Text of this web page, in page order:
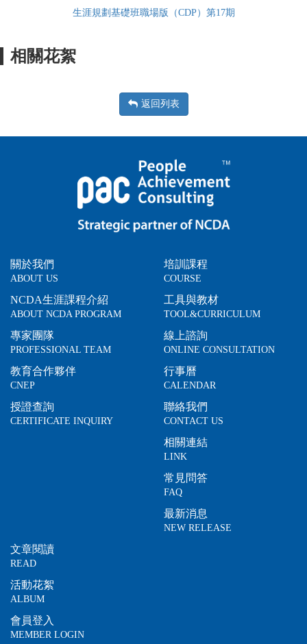
生涯規劃基礎班職場版（CDP）第17期
相關花絮
返回列表
關於我們
ABOUT US
NCDA生涯課程介紹
ABOUT NCDA PROGRAM
專家團隊
PROFESSIONAL TEAM
教育合作夥伴
CNEP
授證查詢
CERTIFICATE INQUIRY
培訓課程
COURSE
工具與教材
TOOL&CURRICULUM
線上諮詢
ONLINE CONSULTATION
行事曆
CALENDAR
聯絡我們
CONTACT US
相關連結
LINK
常見問答
FAQ
最新消息
NEW RELEASE
文章閱讀
READ
活動花絮
ALBUM
會員登入
MEMBER LOGIN